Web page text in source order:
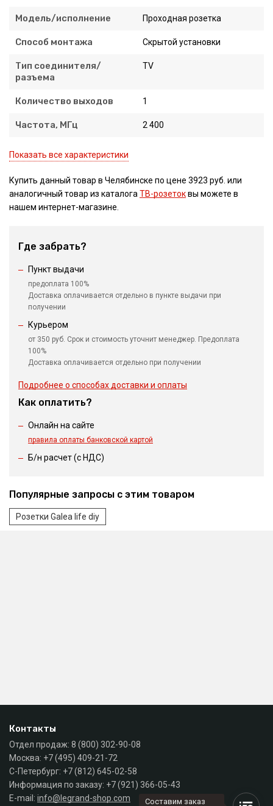
Модель/исполнение Проходная розетка
Способ монтажа Скрытой установки
Тип соединителя/
разъема
TV
Количество выходов 1
Частота, МГц 2 400
Показать все характеристики
Купить данный товар в Челябинске по цене 3923 руб. или
аналогичный товар из каталогаТВ-розетоквы можете в
нашем интернет-магазине.
Где забрать?
Пункт выдачи
предоплата 100%
Доставка оплачивается отдельно в пункте выдачи при
получении
Курьером
от 350 руб. Срок и стоимость уточнит менеджер. Предоплата
100%
Доставка оплачивается отдельно при получении
Подробнее о способах доставки и оплаты
Как оплатить?
Онлайн на сайте
правила оплаты банковской картой
Б/н расчет (c НДС)
Популярные запросы с этим товаром
Розетки Galea life diy
Контакты
Отдел продаж: 8 (800) 302-90-08
Москва: +7 (495) 409-21-72
С-Петербург: +7 (812) 645-02-58
Информация по заказу: +7 (921) 366-05-43
E-mail: info@legrand-shop.com Составим заказ